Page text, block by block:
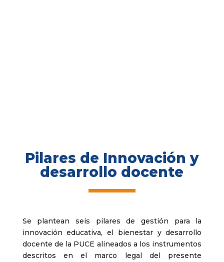
Pilares de Innovación y
desarrollo docente
Se plantean seis pilares de gestión para la
innovación educativa, el bienestar y desarrollo
docente de la PUCE alineados a los instrumentos
descritos en el marco legal del presente